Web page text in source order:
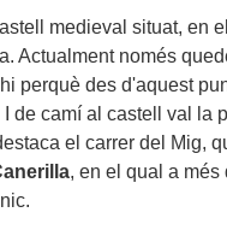
medieval situat, en
Actualment només
perquè des d'aquest
de camí al castell val la
el carrer del Mig,
, en el qual a més